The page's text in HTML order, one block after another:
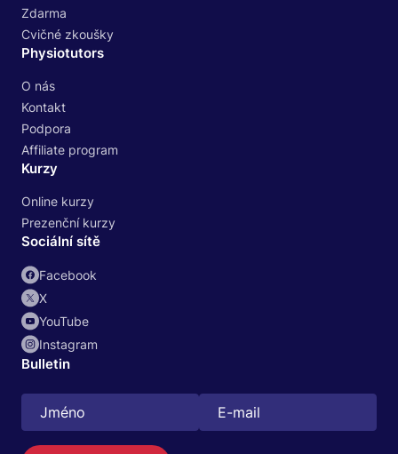
Zdarma
Cvičné zkoušky
Physiotutors
O nás
Kontakt
Podpora
Affiliate program
Kurzy
Online kurzy
Prezenční kurzy
Sociální sítě
Facebook
X
YouTube
Instagram
Bulletin